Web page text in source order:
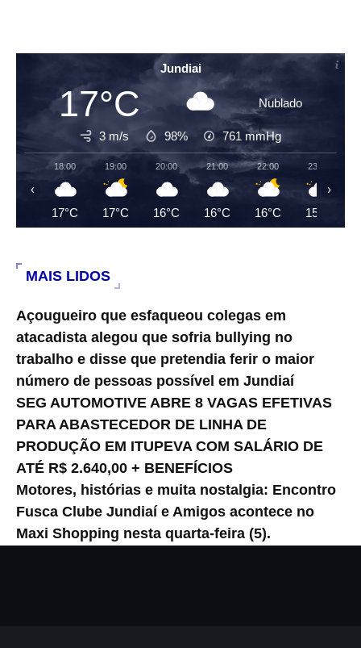
Jundiai
17°C Nublado
3 m/s 98% 761 mmHg
18:00
17°C
19:00
17°C
20:00
16°C
21:00
16°C
22:00
16°C
23:00
15°C
‹ ›
MAIS LIDOS
Açougueiro que esfaqueou colegas em
atacadista alegou que sofria bullying no
trabalho e disse que pretendia ferir o maior
número de pessoas possível em Jundiaí
SEG AUTOMOTIVE ABRE 8 VAGAS EFETIVAS
PARA ABASTECEDOR DE LINHA DE
PRODUÇÃO EM ITUPEVA COM SALÁRIO DE
ATÉ R$ 2.640,00 + BENEFÍCIOS
Motores, histórias e muita nostalgia: Encontro
Fusca Clube Jundiaí e Amigos acontece no
Maxi Shopping nesta quarta-feira (5).